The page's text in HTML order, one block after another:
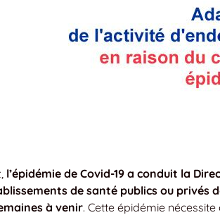
l’épidémie de Covid-19 a conduit la
de santé publics ou privés
à venir. Cette épidémie nécessite